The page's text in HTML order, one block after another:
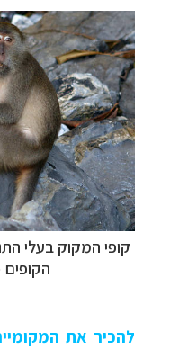
קופי המקוק בעלי
הקופים
להכיר את
תכנון
תכנון
תכנון
ההצעות »